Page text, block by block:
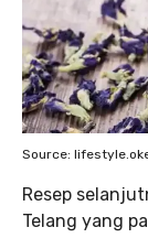
Source:
Resep
Telang yang